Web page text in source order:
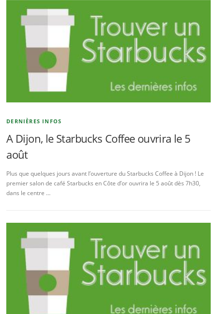
DERNIÈRES INFOS
A Dijon, le Starbucks Coffee ouvrira le 5
août
Plus que quelques jours avant l’ouverture du Starbucks Coffee à Dijon ! Le
premier salon de café Starbucks en Côte d’or ouvrira le 5 août dès 7h30,
dans le centre …